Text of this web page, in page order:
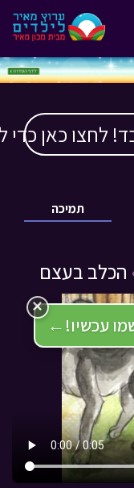
לחצו כאן כדי
תמיכה
הכלב בעצם
עכשיו! ←
×